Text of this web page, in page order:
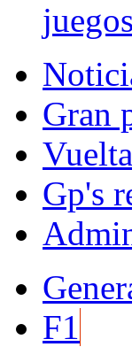
juegos
Gran
Gp's
F1